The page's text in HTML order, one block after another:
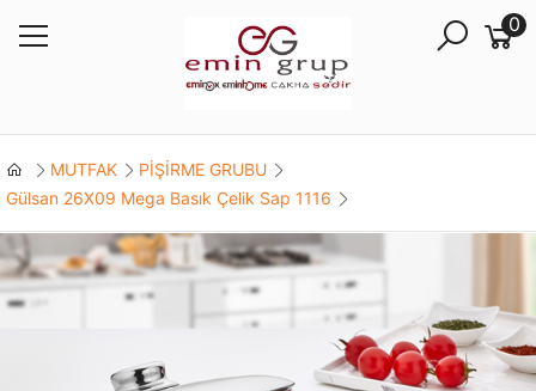
0
MUTFAK
PİŞİRME GRUBU
Gülsan 26X09 Mega Basık Çelik Sap 1116